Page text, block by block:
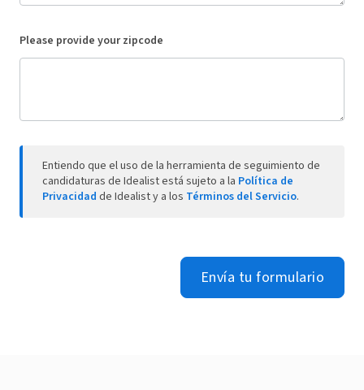
Please provide your zipcode
Entiendo que el uso de la herramienta de seguimiento de
candidaturas de Idealist está sujeto a la Política de
Privacidad de Idealist y a los Términos del Servicio.
Envía tu formulario